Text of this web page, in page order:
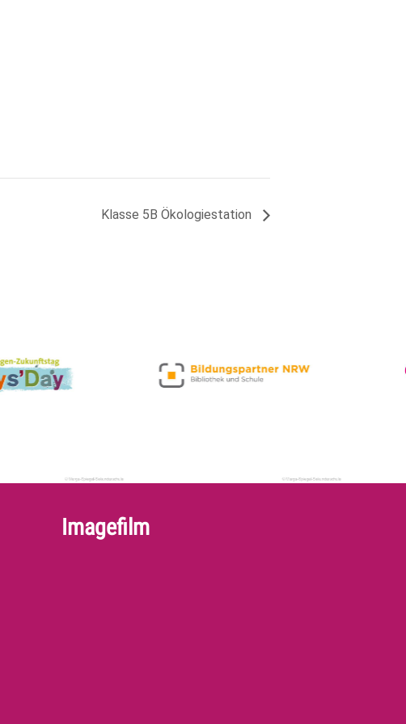
Klasse 5B Ökologiestation
Imagefilm